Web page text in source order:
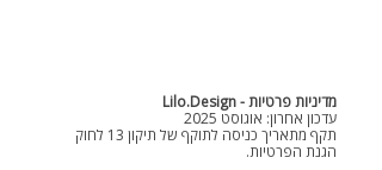
מדיניות פרטיות - Lilo.Design
עדכון אחרון: אוגוסט 2025
תקף מתאריך כניסה לתוקף של תיקון 13 לחוק
הגנת הפרטיות.